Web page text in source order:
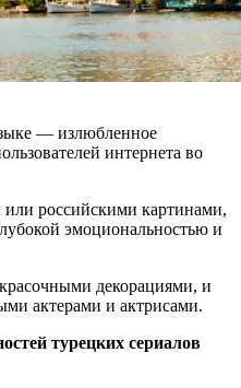
— излюбленное
интернета во
российскими картинами,
эмоциональностью и
декорациями, и
актерами и актрисами.
турецких сериалов